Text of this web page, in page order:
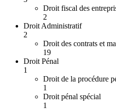
Droit fiscal des
2
Droit Administratif
2
Droit des contrats et
19
Droit Pénal
1
Droit de la procédure
1
Droit pénal spécial
1